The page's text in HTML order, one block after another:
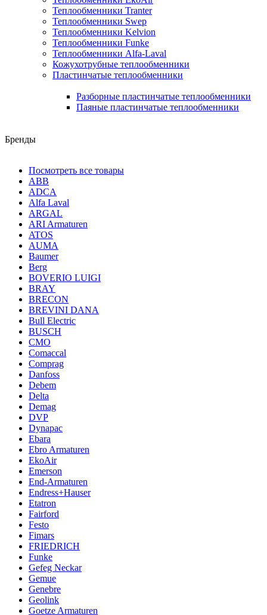
Теплообменники Tranter
Теплообменники Swep
Теплообменники Kelvion
Теплообменники Funke
Теплообменники Alfa-Laval
Кожухотрубные теплообменники
Пластинчатые теплообменники
Разборные пластинчатые теплообменники
Паяные пластинчатые теплообменники
Бренды
Посмотреть все товары
ABB
ADCA
Alfa Laval
ARGAL
ARI Armaturen
ATOS
AUMA
Baumer
Berg
BOVERIO LUIGI
BRAY
BRECON
BREVINI DANA
Bull Electric
BUSCH
CMO
Comaccal
Comprag
Danfoss
Debem
Delta
Demag
DVP
Dynapac
Ebara
Ebro Armaturen
EkoAir
Emerson
End-Armaturen
Endress+Hauser
Etatron
Fairford
Festo
Fimars
FRIEDRICH
Funke
Gefeg Neckar
Gemue
Genebre
Geolink
Goetze Armaturen